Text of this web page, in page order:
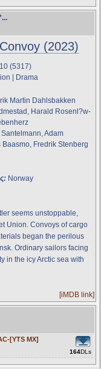
...
(2023)
(5317)
| Drama
Martin Dahlsbakken
Harald Rosenl?w-
Adam
Baasmo, Fredrik Stenberg
Norway
seems unstoppable,
Union. Convoys of cargo
began the perilous
Ordinary sailors facing
in the icy Arctic sea with
[iMDB link]
[YTS MX]
164DLs